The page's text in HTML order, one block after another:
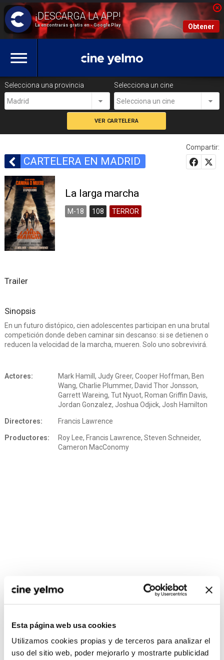
La encontrarás gratis en - Google Play Obtener
Esta página web usa cookies
Utilizamos cookies propias y de terceros para analizar el
uso del sitio web, poder mejorarlo y mostrarte publicidad
Selecciona una provincia
Madrid
Selecciona un cine
Selecciona un cine
CARTELERA EN MADRID
Compartir:
La larga marcha
M-18 108 TERROR
Trailer
Sinopsis
En un futuro distópico, cien adolescentes participan en una brutal
competición donde deben caminar sin descanso: si se detienen o
reducen la velocidad de la marcha, mueren. Solo uno sobrevivirá.
Actores:
Mark Hamill, Judy Greer, Cooper Hoffman, Ben
Wang, Charlie Plummer, David Thor Jonsson,
Garrett Wareing, Tut Nyuot, Roman Griffin Davis,
Jordan Gonzalez, Joshua Odjick, Josh Hamilton
Directores: Francis Lawrence
Productores:
Roy Lee, Francis Lawrence, Steven Schneider,
Cameron MacConomy